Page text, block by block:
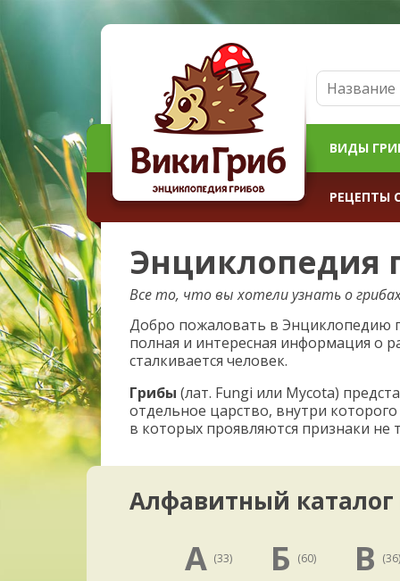
ВИДЫ
РЕЦЕПТЫ
Энциклопедия
Все то, что вы хотели узнать о
Добро пожаловать в Энциклопедию
полная и интересная информация о
сталкивается человек.
Грибы (лат. Fungi или Mycota)
отдельное царство, внутри
в которых проявляются признаки не
Алфавитный каталог
А (33) Б (60) В (36)